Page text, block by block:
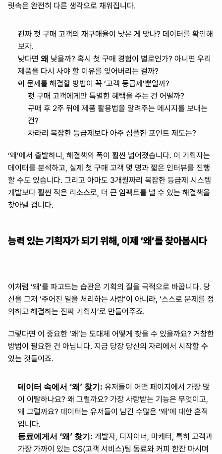
릿속은 완전히 다른 생각으로 채워집니다.
진짜 첫 구매 고객의 재구매율이 낮은 게 맞나? 데이터를 확인해
보자.
낮다면 왜 낮을까? 혹시 첫 구매 경험이 별로인가? 아니면 우리
제품을 다시 사야 할 이유를 잊어버리는 걸까?
이 문제를 해결할 방법이 꼭 ‘고객 등급제’뿐일까?
첫 구매 고객에게만 특별한 혜택을 주는 건 어떨까?
구매 후 2주 뒤에 제품 활용법을 알려주는 메시지를 보내는
건?
차라리 복잡한 등급제보다 아주 심플한 포인트 제도는?
‘왜’에서 출발하니, 해결책의 폭이 훨씬 넓어졌습니다. 이 기획자는
데이터를 분석하고, 실제 첫 구매 고객 몇 명과 짧은 인터뷰를 진행
할 수도 있습니다. 그리고 아마도 3개월짜리 복잡한 등급제 시스템
개발보다 훨씬 적은 리소스로, 더 큰 임팩트를 낼 수 있는 해결책을
찾아낼 겁니다.
능력 있는 기획자가 되기 위해, 이제 ‘왜’를 찾아봅시다
이처럼 ‘왜’를 파고드는 습관은 기획의 질을 극적으로 바꿉니다. 당
신을 그저 ‘주어진 일을 처리하는 사람’이 아니라, ‘스스로 문제를 정
의하고 해결하는 진짜 기획자’로 만들어주죠.
그렇다면 이 중요한 ‘왜’는 도대체 어떻게 찾을 수 있을까요? 거창한
방법이 필요한 건 아닙니다. 지금 당장 당신의 자리에서 시작할 수
있는 것들이죠.
데이터 속에서 ‘왜’ 찾기: 유저들이 어떤 페이지에서 가장 많
이 이탈하나요? 왜 그럴까요? 가장 사랑받는 기능은 무엇이고,
왜 그럴까요? 데이터는 유저들이 남긴 수많은 ‘왜’에 대한 흔적
입니다.
동료에게서 ‘왜’ 찾기: 개발자, 디자이너, 마케터, 특히 고객과
가장 가까이 있는 CS(고객 서비스)팀 동료와 커피 한잔 마시며